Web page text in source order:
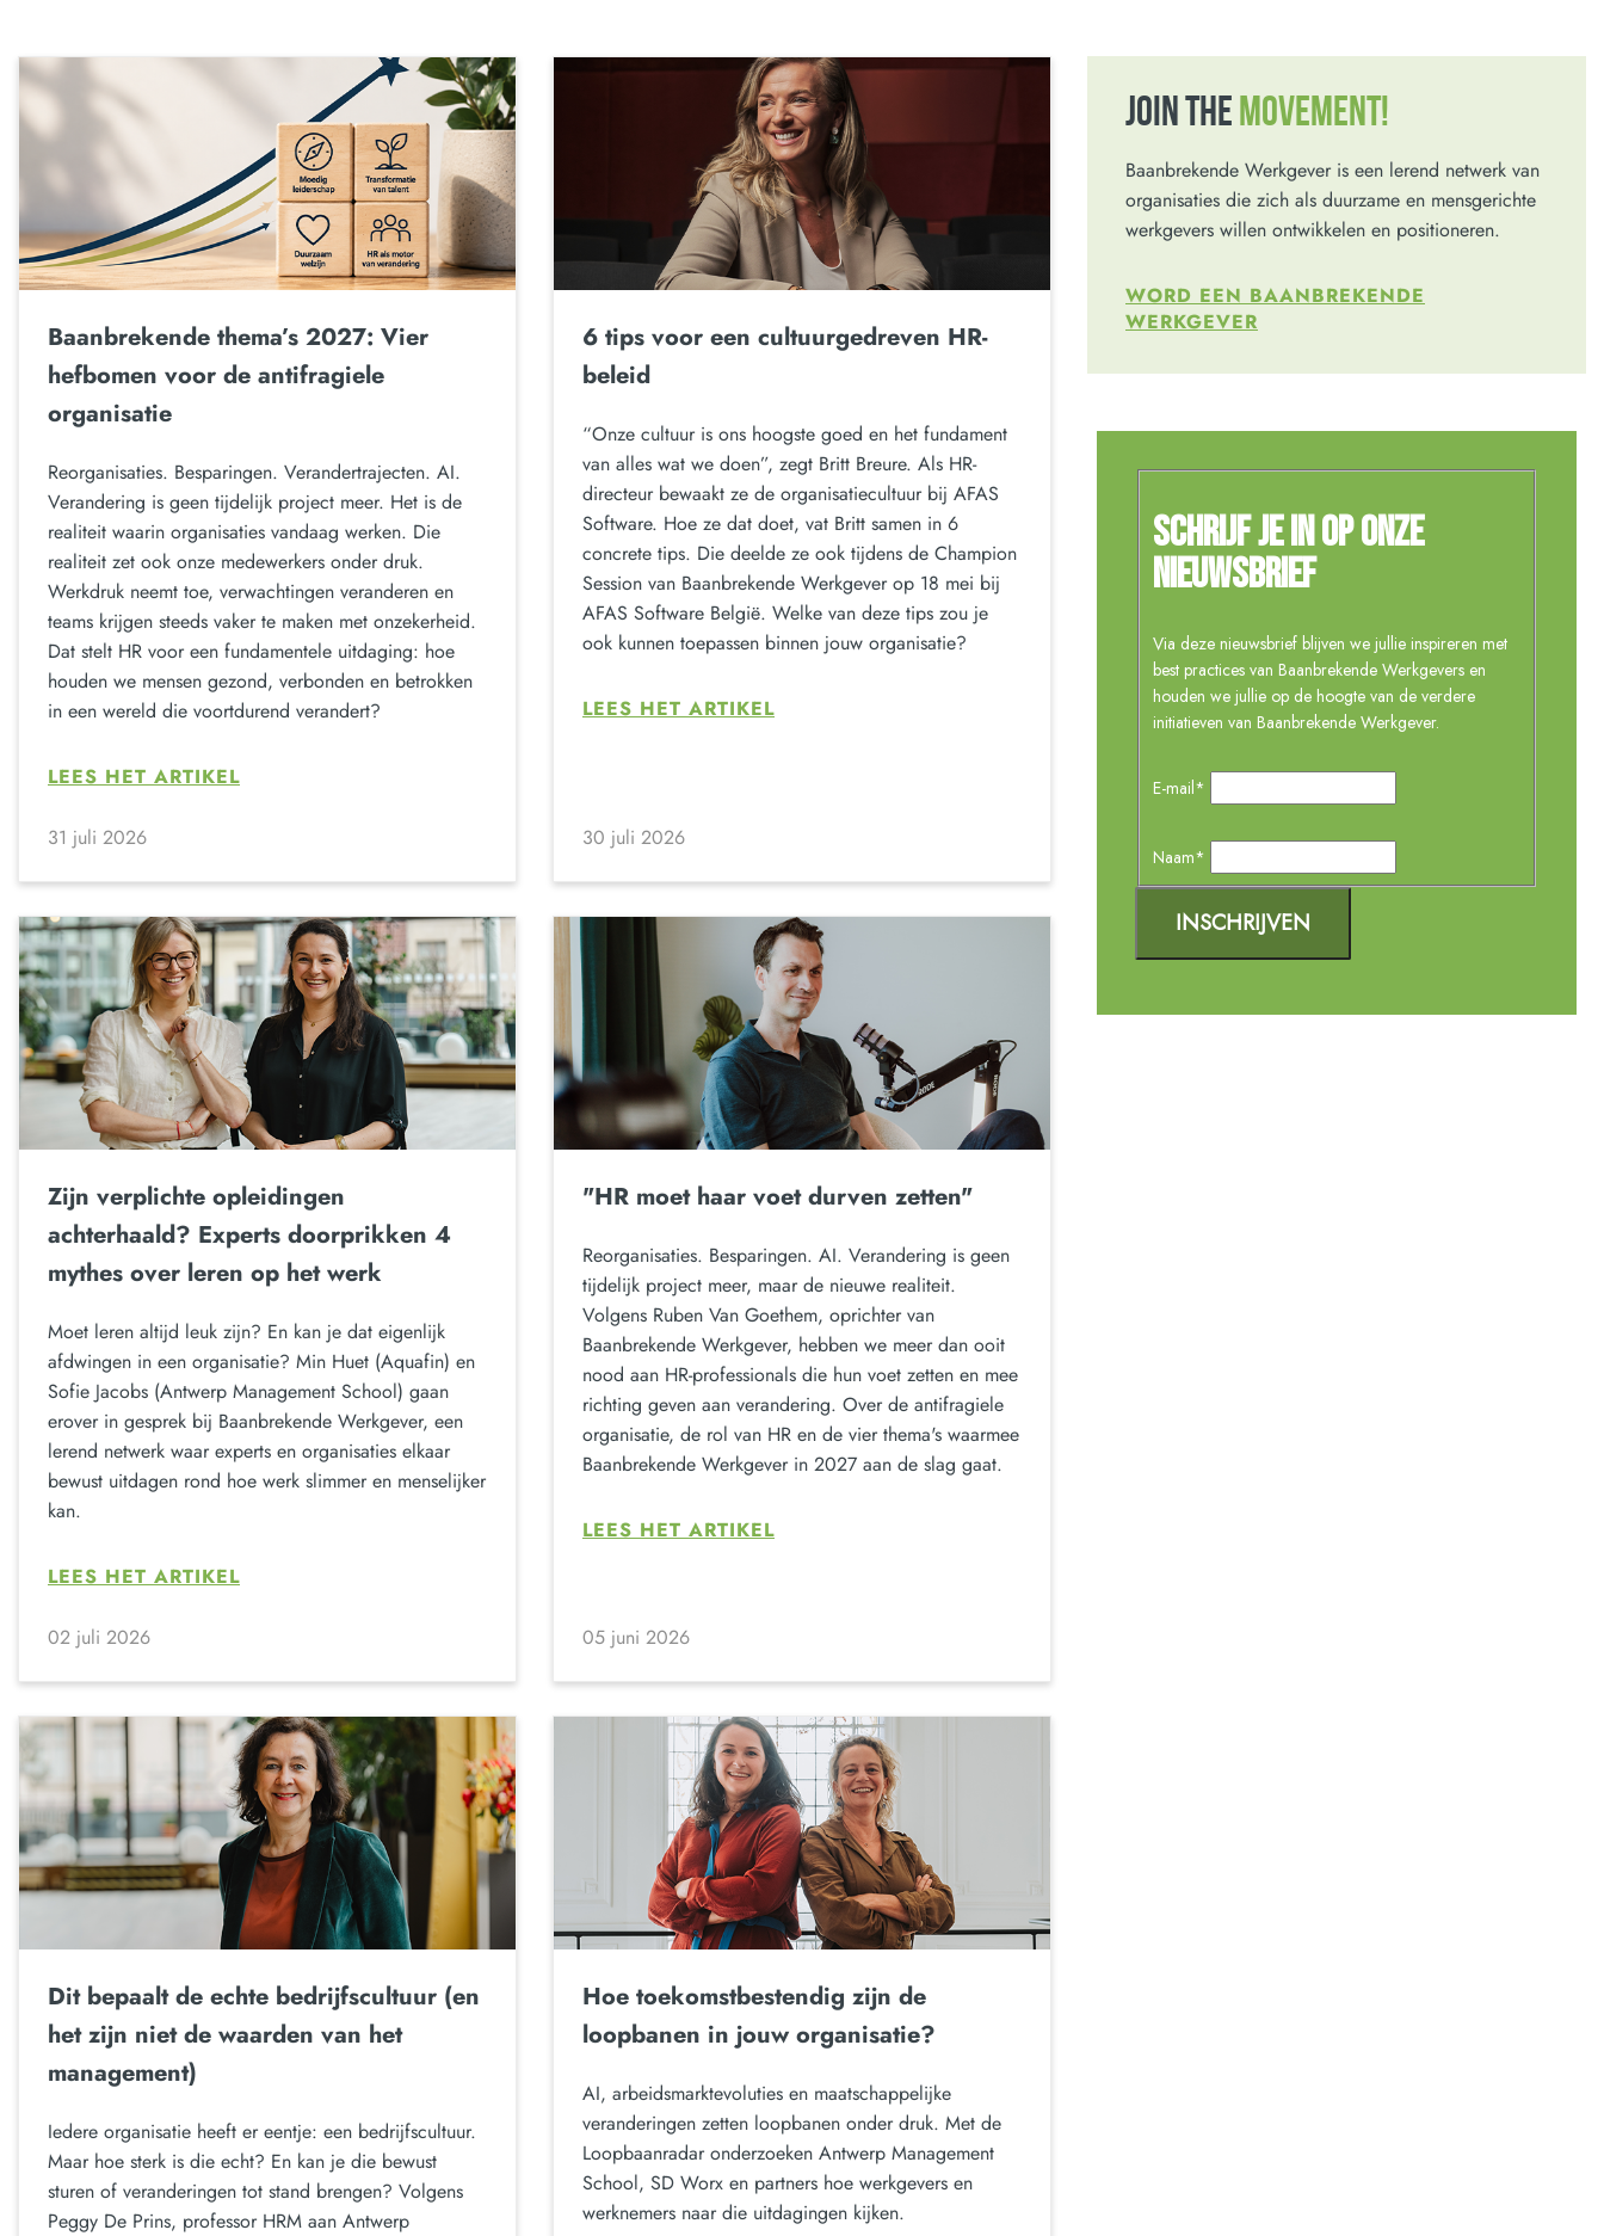
Baanbrekende thema’s 2027: Vier
hefbomen voor de antifragiele
organisatie
Reorganisaties. Besparingen. Verandertrajecten. AI.
Verandering is geen tijdelijk project meer. Het is de
realiteit waarin organisaties vandaag werken. Die
realiteit zet ook onze medewerkers onder druk.
Werkdruk neemt toe, verwachtingen veranderen en
teams krijgen steeds vaker te maken met onzekerheid.
Dat stelt HR voor een fundamentele uitdaging: hoe
houden we mensen gezond, verbonden en betrokken
in een wereld die voortdurend verandert?
LEES HET ARTIKEL
31 juli 2026
6 tips voor een cultuurgedreven HR-
beleid
“Onze cultuur is ons hoogste goed en het fundament
van alles wat we doen”, zegt Britt Breure. Als HR-
directeur bewaakt ze de organisatiecultuur bij AFAS
Software. Hoe ze dat doet, vat Britt samen in 6
concrete tips. Die deelde ze ook tijdens de Champion
Session van Baanbrekende Werkgever op 18 mei bij
AFAS Software België. Welke van deze tips zou je
ook kunnen toepassen binnen jouw organisatie?
LEES HET ARTIKEL
30 juli 2026
Zijn verplichte opleidingen
achterhaald? Experts doorprikken 4
mythes over leren op het werk
Moet leren altijd leuk zijn? En kan je dat eigenlijk
afdwingen in een organisatie? Min Huet (Aquafin) en
Sofie Jacobs (Antwerp Management School) gaan
erover in gesprek bij Baanbrekende Werkgever, een
lerend netwerk waar experts en organisaties elkaar
bewust uitdagen rond hoe werk slimmer en menselijker
kan.
LEES HET ARTIKEL
02 juli 2026
"HR moet haar voet durven zetten"
Reorganisaties. Besparingen. AI. Verandering is geen
tijdelijk project meer, maar de nieuwe realiteit.
Volgens Ruben Van Goethem, oprichter van
Baanbrekende Werkgever, hebben we meer dan ooit
nood aan HR-professionals die hun voet zetten en mee
richting geven aan verandering. Over de antifragiele
organisatie, de rol van HR en de vier thema's waarmee
Baanbrekende Werkgever in 2027 aan de slag gaat.
LEES HET ARTIKEL
05 juni 2026
Dit bepaalt de echte bedrijfscultuur (en
het zijn niet de waarden van het
management)
Iedere organisatie heeft er eentje: een bedrijfscultuur.
Maar hoe sterk is die echt? En kan je die bewust
sturen of veranderingen tot stand brengen? Volgens
Peggy De Prins, professor HRM aan Antwerp
Hoe toekomstbestendig zijn de
loopbanen in jouw organisatie?
AI, arbeidsmarktevoluties en maatschappelijke
veranderingen zetten loopbanen onder druk. Met de
Loopbaanradar onderzoeken Antwerp Management
School, SD Worx en partners hoe werkgevers en
werknemers naar die uitdagingen kijken.
JOIN THE MOVEMENT!
Baanbrekende Werkgever is een lerend netwerk van
organisaties die zich als duurzame en mensgerichte
werkgevers willen ontwikkelen en positioneren.
WORD EEN BAANBREKENDE
WERKGEVER